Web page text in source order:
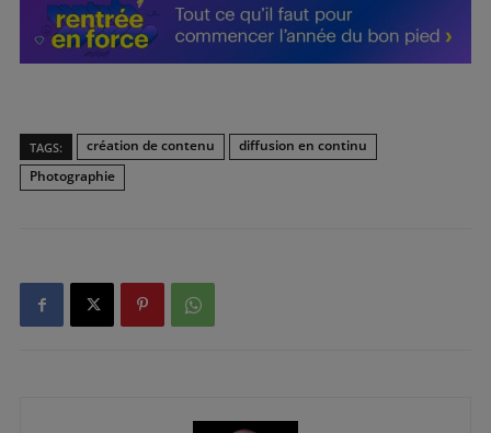
TAGS: création de contenu
diffusion en continu
Photographie